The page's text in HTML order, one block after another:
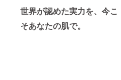
世界が認めた実力を、今こ
そあなたの肌で。